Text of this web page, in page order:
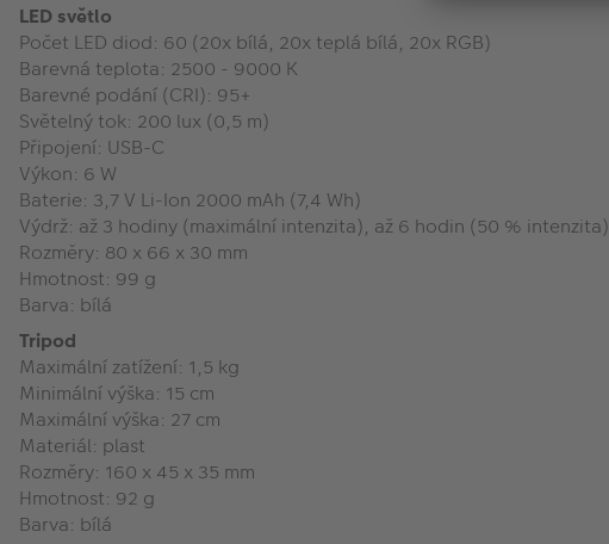
LED světlo
Počet LED diod: 60 (20x bílá, 20x teplá bílá, 20x RGB)
Barevná teplota: 2500 - 9000 K
Barevné podání (CRI): 95+
Světelný tok: 200 lux (0,5 m)
Připojení: USB-C
Výkon: 6 W
Baterie: 3,7 V Li-Ion 2000 mAh (7,4 Wh)
Výdrž: až 3 hodiny (maximální intenzita), až 6 hodin (50 % intenzita)
Rozměry: 80 x 66 x 30 mm
Hmotnost: 99 g
Barva: bílá
Tripod
Maximální zatížení: 1,5 kg
Minimální výška: 15 cm
Maximální výška: 27 cm
Materiál: plast
Rozměry: 160 x 45 x 35 mm
Hmotnost: 92 g
Barva: bílá